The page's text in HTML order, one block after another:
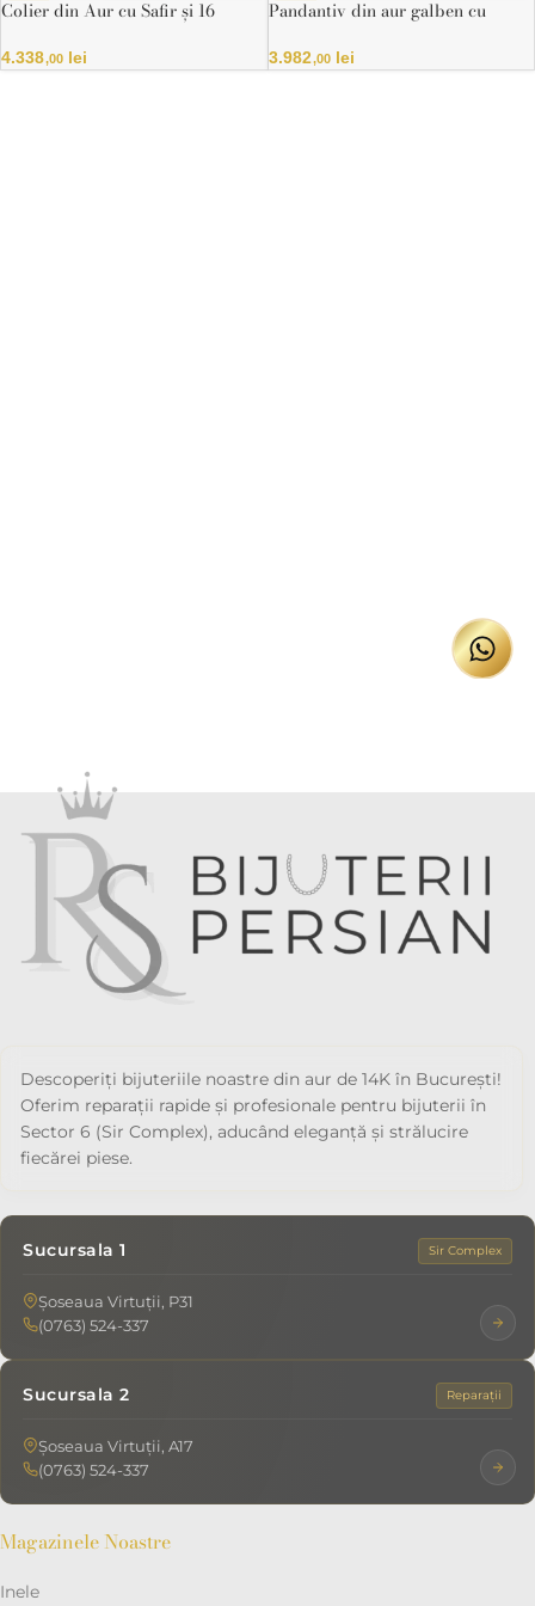
Colier din Aur cu Safir și 16
4.338,00 lei
Pandantiv din aur galben cu
HRD
3.982,00lei
Descoperiți bijuteriile noastre din aur de 14K în București!
Oferim reparații rapide și profesionale pentru bijuterii în
Sector 6 (Sir Complex), aducând eleganță și strălucire
fiecărei piese.
Sucursala 1 Sir Complex
Șoseaua Virtuții, P31
(0763) 524-337
Sucursala 2 Reparații
Șoseaua Virtuții, A17
(0763) 524-337
Magazinele Noastre
Inele